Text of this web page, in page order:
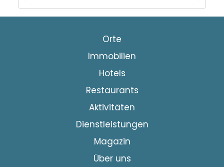
Orte
Immobilien
Hotels
Restaurants
Aktivitäten
Dienstleistungen
Magazin
Über uns